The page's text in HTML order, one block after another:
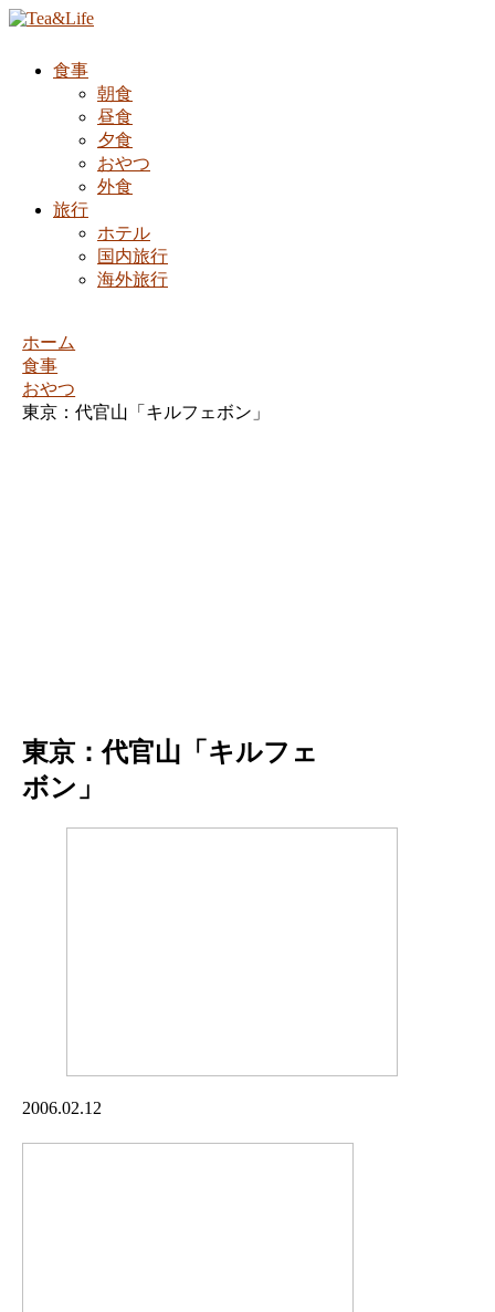
食事
朝食
昼食
夕食
おやつ
外食
旅行
ホテル
国内旅行
海外旅行
ホーム
食事
おやつ
東京：代官山「キルフェボン」
東京：代官山「キルフェ
ボン」
2006.02.12